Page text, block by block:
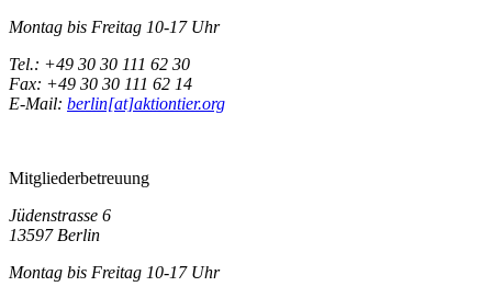
Montag bis Freitag 10-17 Uhr
Tel.: +49 30 30 111 62 30
Fax: +49 30 30 111 62 14
E-Mail: berlin[at]aktiontier.org
Mitgliederbetreuung
Jüdenstrasse 6
13597 Berlin
Montag bis Freitag 10-17 Uhr